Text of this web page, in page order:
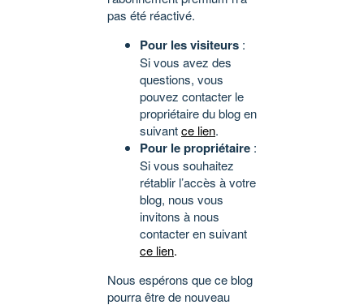
pas été réactivé.
Pour les visiteurs :
Si vous avez des
questions, vous
pouvez contacter le
propriétaire du blog en
suivantce lien.
Pour le propriétaire :
Si vous souhaitez
rétablir l’accès à votre
blog, nous vous
invitons à nous
contacter en suivant
ce lien.
Nous espérons que ce blog
pourra être de nouveau